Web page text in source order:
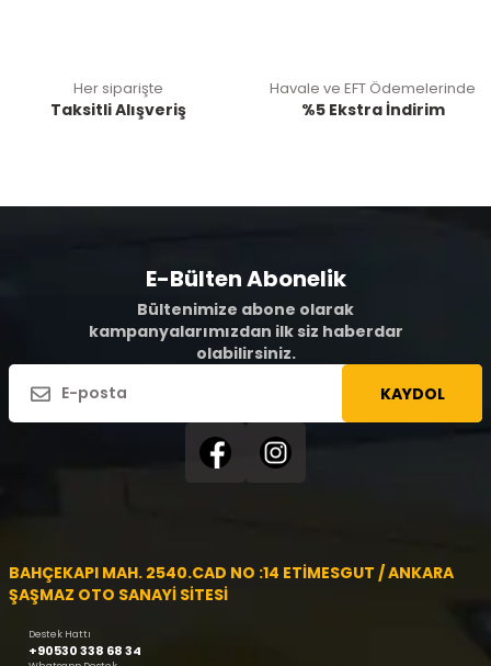
Her siparişte
Taksitli Alışveriş
Havale ve EFT Ödemelerinde
%5 Ekstra İndirim
E-Bülten Abonelik
Bültenimize abone olarak
kampanyalarımızdan ilk siz haberdar
olabilirsiniz.
KAYDOL
BAHÇEKAPI MAH. 2540.CAD NO :14 ETİMESGUT / ANKARA
ŞAŞMAZ OTO SANAYİ SİTESİ
Destek Hattı
+90530 338 68 34